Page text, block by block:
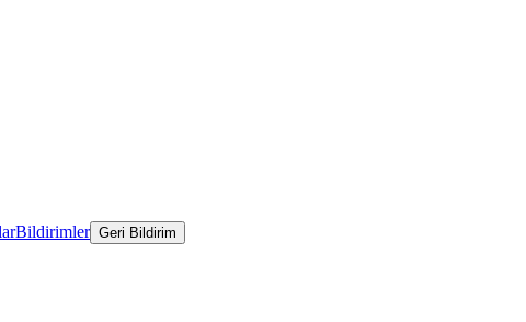
Bildirimler Geri Bildirim